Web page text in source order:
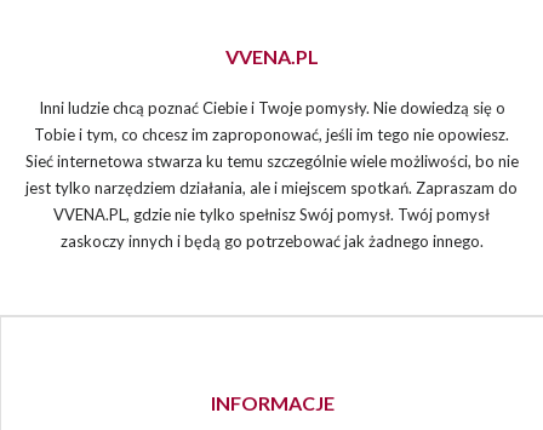
VVENA.PL
Inni ludzie chcą poznać Ciebie i Twoje pomysły. Nie dowiedzą się o
Tobie i tym, co chcesz im zaproponować, jeśli im tego nie opowiesz.
Sieć internetowa stwarza ku temu szczególnie wiele możliwości, bo nie
jest tylko narzędziem działania, ale i miejscem spotkań. Zapraszam do
VVENA.PL, gdzie nie tylko spełnisz Swój pomysł. Twój pomysł
zaskoczy innych i będą go potrzebować jak żadnego innego.
INFORMACJE